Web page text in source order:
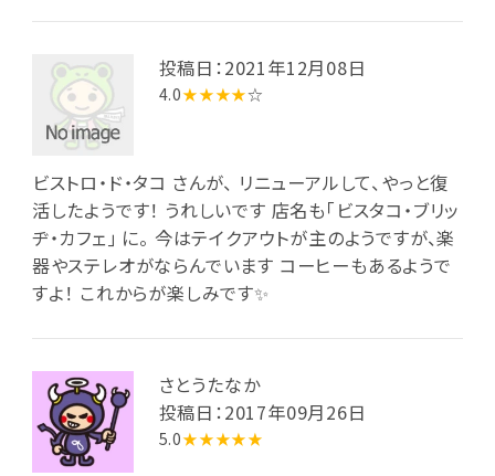
投稿日：2021年12月08日
4.0★★★★☆
ビストロ・ド・タコ さんが、 リニューアルして、やっと復
活したようです！ うれしいです 店名も｢ビスタコ・ブリッ
ヂ・カフェ｣ に。 今はテイクアウトが主のようですが、楽
器やステレオがならんでいます コーヒーもあるようで
すよ！ これからが楽しみです✨
さとうたなか
投稿日：2017年09月26日
5.0★★★★★